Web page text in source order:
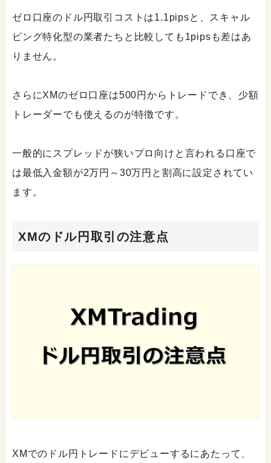
ゼロ口座のドル円取引コストは1.1pipsと、スキャル
ピング特化型の業者たちと比較しても1pipsも差はあ
りません。
さらにXMのゼロ口座は500円からトレードでき、少額
トレーダーでも使えるのが特徴です。
一般的にスプレッドが狭いプロ向けと言われる口座で
は最低入金額が2万円～30万円と割高に設定されてい
ます。
XMのドル円取引の注意点
XMでのドル円トレードにデビューするにあたって、